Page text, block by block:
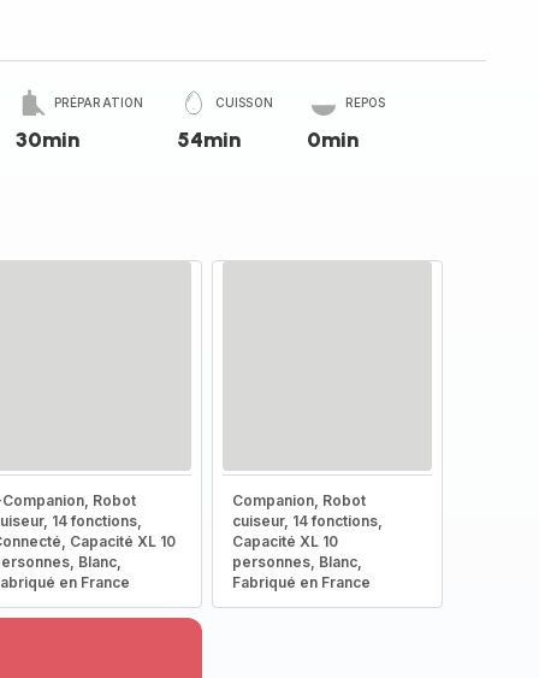
PRÉPARATION
30min
CUISSON
54min
REPOS
0min
Robot
14 fonctions,
Capacité XL 10
Blanc,
en France
Companion, Robot
cuiseur, 14 fonctions,
Capacité XL 10
personnes, Blanc,
Fabriqué en France